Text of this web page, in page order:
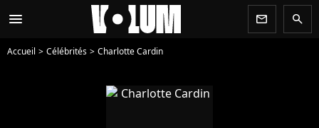
menu newsletter search
Accueil Célébrités Charlotte Cardin